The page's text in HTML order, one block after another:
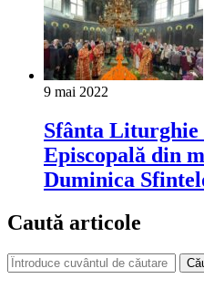
9 mai 2022
Sfânta Liturghie
Episcopală din
Duminica
Caută articole